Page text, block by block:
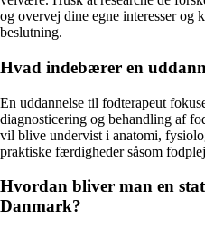
og overvej dine egne interesser
beslutning.
Hvad indebærer en
En uddannelse til fodterapeut
diagnosticering og behandling af
vil blive undervist i anatomi,
praktiske færdigheder såsom
Hvordan bliver man en
Danmark?